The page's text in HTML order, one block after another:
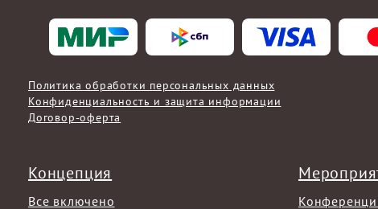
Политика обработки персональных данных
Конфиденциальность и защита информации
Договор-оферта
Концепция
Все включено